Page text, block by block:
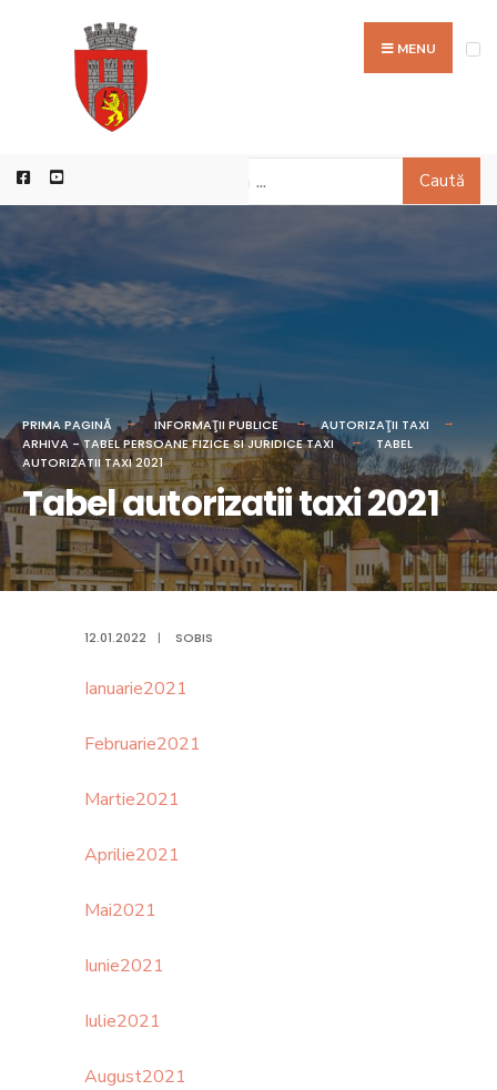
MENU
Caută
PRIMA PAGINĂ INFORMAŢII PUBLICE
AUTORIZAŢII TAXI
ARHIVA - TABEL PERSOANE FIZICE SI JURIDICE TAXI
TABEL
AUTORIZATII TAXI 2021
Tabel autorizatii taxi 2021
12.01.2022 | SOBIS
Ianuarie2021
Februarie2021
Martie2021
Aprilie2021
Mai2021
Iunie2021
Iulie2021
August2021